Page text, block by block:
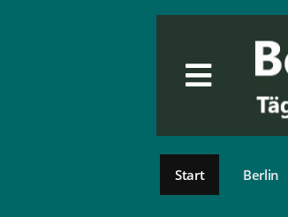
Start Berlin